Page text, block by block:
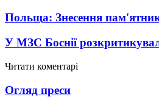
Польща: Знесення
У МЗС Боснії
Читати коментарі
Огляд преси